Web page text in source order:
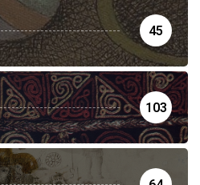
45
103